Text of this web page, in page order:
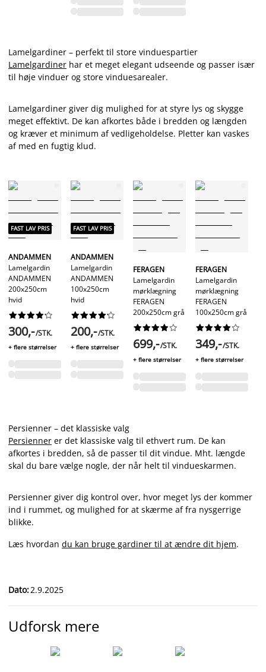
Lamelgardiner – perfekt til store vinduespartier
Lamelgardiner har et meget elegant udseende og passer især
til høje vinduer og store vinduesarealer.
Lamelgardiner giver dig mulighed for at styre lys og skygge
meget effektivt. De kan afkortes både i bredden og længden
og kræver et minimum af vedligeholdelse. Pletter kan vaskes
af med en fugtig klud.
FAST LAV PRIS
ANDAMMEN
Lamelgardin
ANDAMMEN
200x250cm
hvid






300,-/STK.
+ flere størrelser
FAST LAV PRIS
ANDAMMEN
Lamelgardin
ANDAMMEN
100x250cm
hvid






200,-/STK.
+ flere størrelser
FERAGEN
Lamelgardin
mørklægning
FERAGEN
200x250cm grå






699,-/STK.
+ flere størrelser
FERAGEN
Lamelgardin
mørklægning
FERAGEN
100x250cm grå






349,-/STK.
+ flere størrelser
Persienner – det klassiske valg
Persienner er det klassiske valg til ethvert rum. De kan
afkortes i bredden, så de passer til dit vindue. Mht. længde
skal du bare vælge nogle, der når helt til vindueskarmen.
Persienner giver dig kontrol over, hvor meget lys der kommer
ind i rummet, og mulighed for at skærme af fra nysgerrige
blikke.
Læs hvordan du kan bruge gardiner til at ændre dit hjem.
Dato:2.9.2025
Udforsk mere